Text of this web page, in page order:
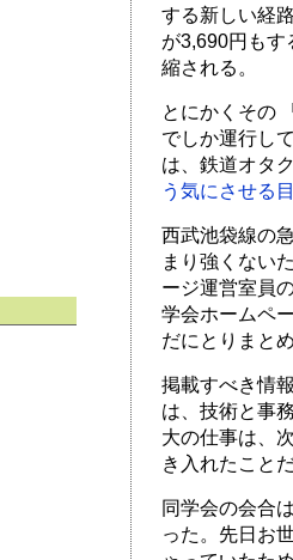
する新しい経
が3,690円もす
縮される。
とにかくその
でしか運行し
は、鉄道オタ
う気にさせる
西武池袋線の
まり強くない
ージ運営室員
学会ホームペ
だにとりまと
掲載すべき情
は、技術と事
大の仕事は、
き入れたこと
同学会の会合
った。先日お